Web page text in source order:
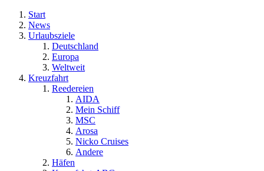
Start
News
Urlaubsziele
Deutschland
Europa
Weltweit
Kreuzfahrt
Reedereien
AIDA
Mein Schiff
MSC
Arosa
Nicko Cruises
Andere
Häfen